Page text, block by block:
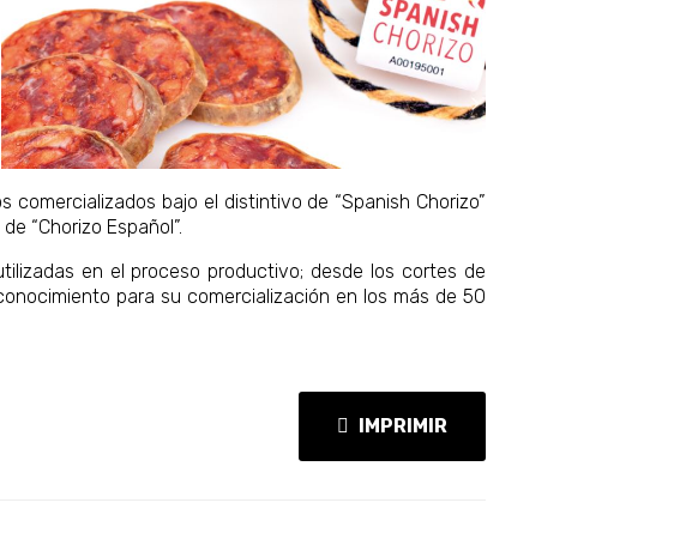
bajo el distintivo de “Spanish Chorizo”
“Chorizo Español”.
en el proceso productivo; desde los cortes de
para su comercialización en los más de 50
IMPRIMIR